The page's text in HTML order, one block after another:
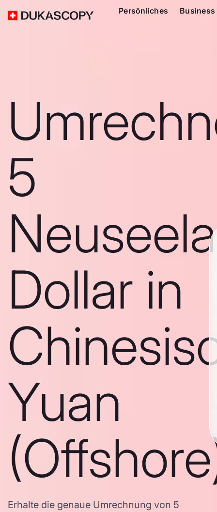
Persönliches Business
5
Dollar in
Yuan
Erhalte die genaue Umrechnung von 5